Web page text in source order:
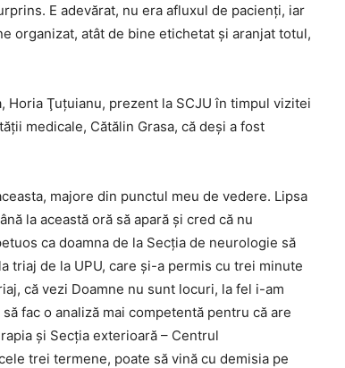
E adevărat, nu era afluxul de pacienţi, iar
organizat, atât de bine etichetat şi aranjat totul,
Ţuţuianu, prezent la SCJU în timpul vizitei
medicale, Cătălin Grasa, că deşi a fost
majore din punctul meu de vedere. Lipsa
la această oră să apară şi cred că nu
ca doamna de la Secţia de neurologie să
triaj de la UPU, care şi-a permis cu trei minute
că vezi Doamne nu sunt locuri, la fel i-am
fac o analiză mai competentă pentru că are
şi Secţia exterioară – Centrul
trei termene, poate să vină cu demisia pe